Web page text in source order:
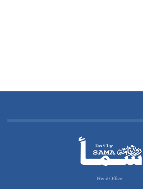
Head Office